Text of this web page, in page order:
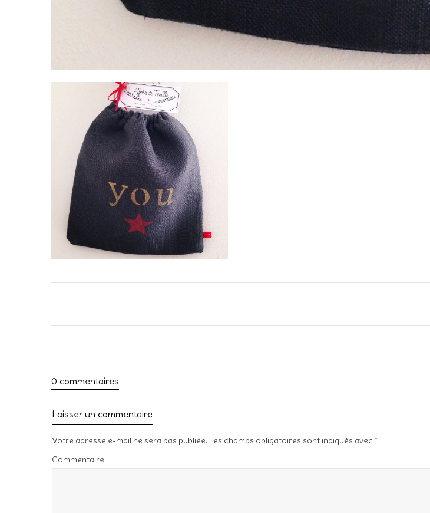
0 commentaires
Laisser un commentaire
Votre adresse e-mail ne sera pas publiée. Les champs obligatoires sont indiqués avec *
Commentaire